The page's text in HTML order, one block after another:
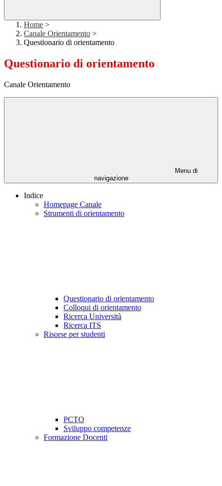
Home >
Canale Orientamento >
Questionario di orientamento
Questionario di orientamento
Canale Orientamento
Menu di
navigazione
Indice
Homepage Canale
Strumenti di orientamento
Questionario di orientamento
Colloqui di orientamento
Ricerca Università
Ricerca ITS
Risorse per studenti
PCTO
Sviluppo competenze
Formazione Docenti